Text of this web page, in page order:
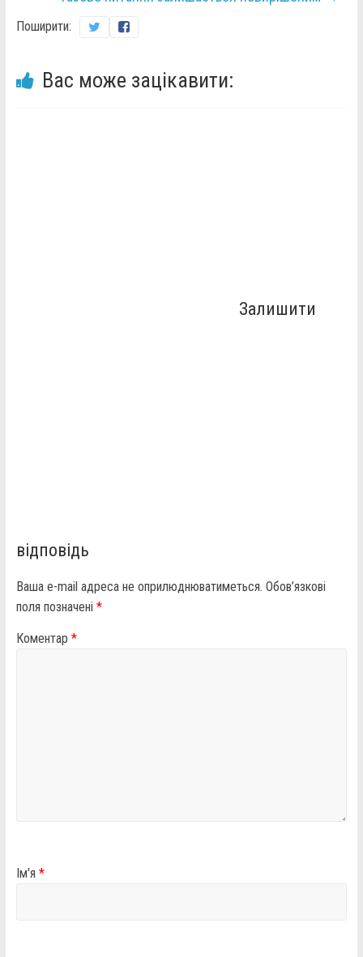
Поширити:
Вас може зацікавити:
Залишити
відповідь
Ваша e-mail адреса не оприлюднюватиметься. Обов’язкові
поля позначені *
Коментар *
Ім'я *